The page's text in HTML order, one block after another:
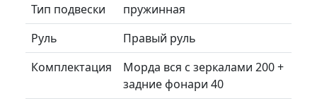
Тип подвески
пружинная
Руль
Правый руль
Комплектация
Морда вся с зеркалами 200 +
задние фонари 40